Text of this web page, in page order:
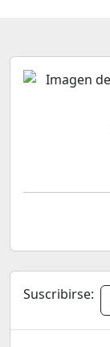
Suscribirse: